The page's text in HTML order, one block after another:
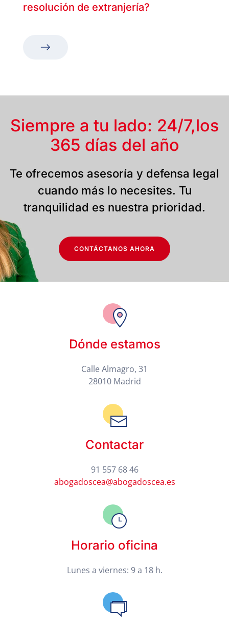
resolución de extranjería?
Siempre a tu lado: 24/7,los
365 días del año
Te ofrecemos asesoría y defensa legal
cuando más lo necesites. Tu
tranquilidad es nuestra prioridad.
CONTÁCTANOS AHORA
Dónde estamos
Calle Almagro, 31
28010 Madrid
Contactar
91 557 68 46
abogadoscea@abogadoscea.es
Horario oficina
Lunes a viernes: 9 a 18 h.